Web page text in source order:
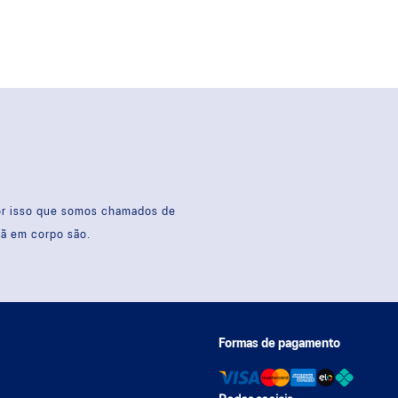
isso que somos chamados de
em corpo são.
Formas de pagamento